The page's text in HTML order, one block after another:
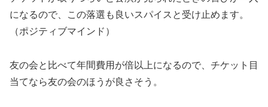
になるので、この落選も良いスパイスと受け止めます。
（ポジティブマインド）
友の会と比べて年間費用が倍以上になるので、チケット目
当てなら友の会のほうが良さそう。